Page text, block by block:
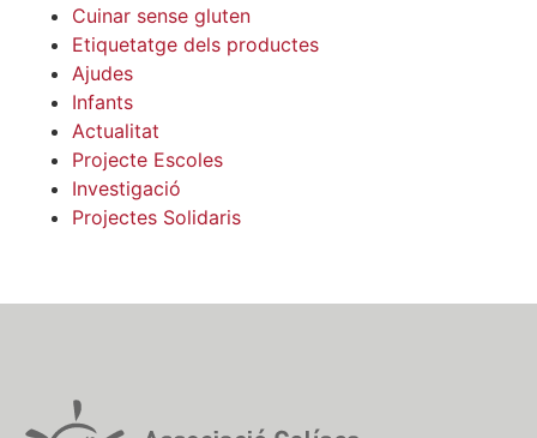
Cuinar sense gluten
Etiquetatge dels productes
Ajudes
Infants
Actualitat
Projecte Escoles
Investigació
Projectes Solidaris